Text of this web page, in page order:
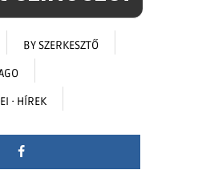
BYSZERKESZTŐ
· HÍREK